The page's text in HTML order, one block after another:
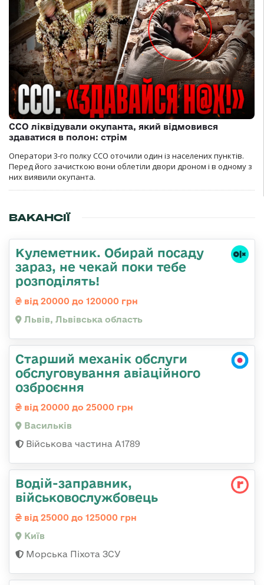
ССО ліквідували окупанта, який відмовився
здаватися в полон: стрім
Оператори 3-го полку ССО оточили один із населених пунктів.
Перед його зачисткою вони облетіли двори дроном і в одному з
них виявили окупанта.
ВАКАНСІЇ
Кулеметник. Обирай посаду
зараз, не чекай поки тебе
розподілять!
від 20000 до 120000 грн
Львів, Львівська область
Старший механік обслуги
обслуговування авіаційного
озброєння
від 20000 до 25000 грн
Васильків
Військова частина А1789
Водій-заправник,
військовослужбовець
від 25000 до 125000 грн
Київ
Морська Піхота ЗСУ